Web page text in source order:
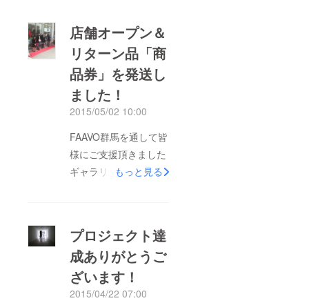
店舗オープン＆
リターン品「商
品券」を発送し
ました！
2015/05/02 10:00
FAAVO群馬を通して皆
様にご支援頂きました
ギャラリーアートスー
記念テープカット式の
様子です、 左から新
店舗のスタッフに就任
した絵描きの智乃さ
もっと見る
プロジェクト達
成ありがとうご
ざいます！
2015/04/22 07:00